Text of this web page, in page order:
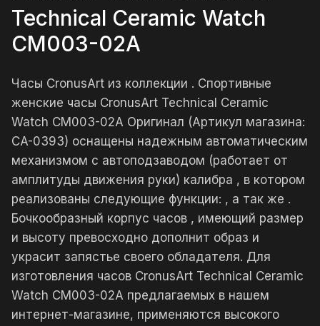
Technical Ceramic Watch
CM003-02A
Часы CronusArt из коллекции . Спортивные
женские часы CronusArt Technical Ceramic
Watch CM003-02A Оригинал (Артикул магазина:
CA-0393) оснащены надежным автоматическим
механизмом с автоподзаводом (работает от
амплитуды движения руки) калибра , в котором
реализованы следующие функции: , а так же .
Бочкообразный корпус часов , имеющий размер
и высоту превосходно дополнит образ и
украсит запястье своего обладателя. Для
изготовления часов CronusArt Technical Ceramic
Watch CM003-02A предлагаемых в нашем
интернет-магазине, применяются высокого